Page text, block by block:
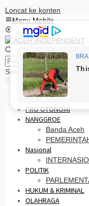
Loncat ke konten
Menu Mobile
Senin, 10 Agustus 2026
HOME
PRO OTONOMI
NANGGROE
Banda Aceh
Nasional
POLITIK
HUKUM & KRIMINAL
OLAHRAGA